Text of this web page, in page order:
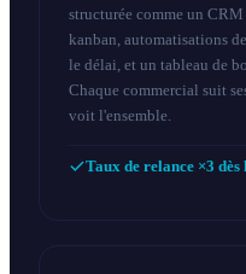
structurée comme un
kanban, automatisations
le délai, et un tableau de
Chaque commercial suit
voit l'ensemble.
Taux de relance ×3